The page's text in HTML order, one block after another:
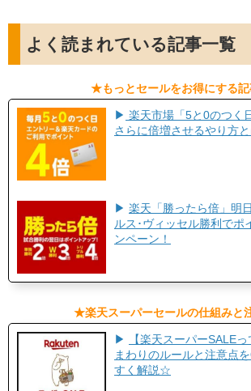
よく読まれている記事一覧
​★もっとセールをお得にする
▶ 楽天市場「5と0のつく
さらに倍増させるやり方と
▶ 楽天「勝ったら倍」明
ルス･ヴィッセル勝利でポ
ンペーン！
​★楽天スーパーセールの仕組みと
▶
【楽天スーパーSALE
まわりのルールと注意点
すく解説☆